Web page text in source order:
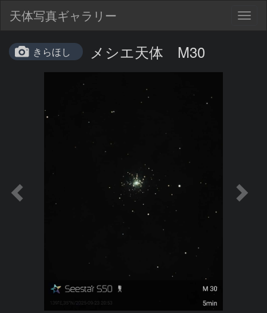
天体写真ギャラリー
きらほし メシエ天体 M30